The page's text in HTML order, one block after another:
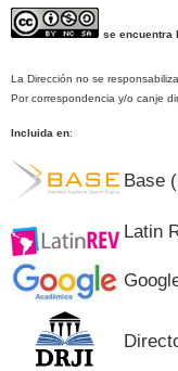
se encuentra
La Dirección no se
Por correspondencia y/o canje
Incluida en:
Base
Latin